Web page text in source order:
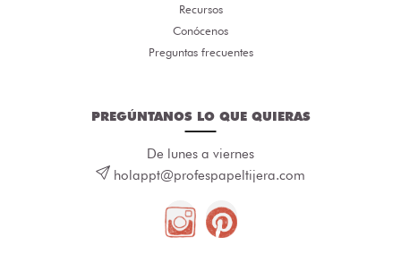
Recursos
Conócenos
Preguntas frecuentes
PREGÚNTANOS LO QUE QUIERAS
De lunes a viernes
holappt@profespapeltijera.com